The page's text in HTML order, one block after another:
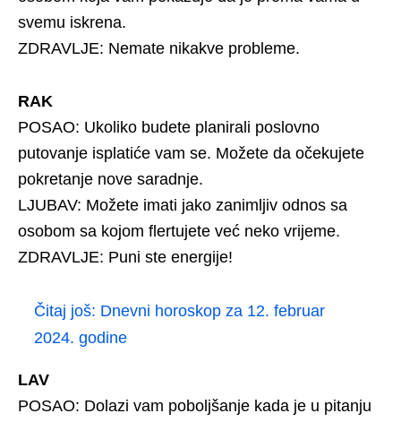
svemu iskrena.
ZDRAVLJE: Nemate nikakve probleme.
RAK
POSAO: Ukoliko budete planirali poslovno
putovanje isplatiće vam se. Možete da očekujete
pokretanje nove saradnje.
LJUBAV: Možete imati jako zanimljiv odnos sa
osobom sa kojom flertujete već neko vrijeme.
ZDRAVLJE: Puni ste energije!
Čitaj još: Dnevni horoskop za 12. februar
2024. godine
LAV
POSAO: Dolazi vam poboljšanje kada je u pitanju